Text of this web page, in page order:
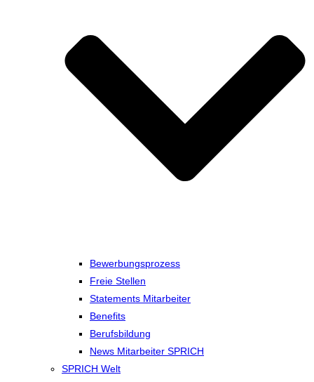
Bewerbungsprozess
Freie Stellen
Statements Mitarbeiter
Benefits
Berufsbildung
News Mitarbeiter SPRICH
SPRICH Welt